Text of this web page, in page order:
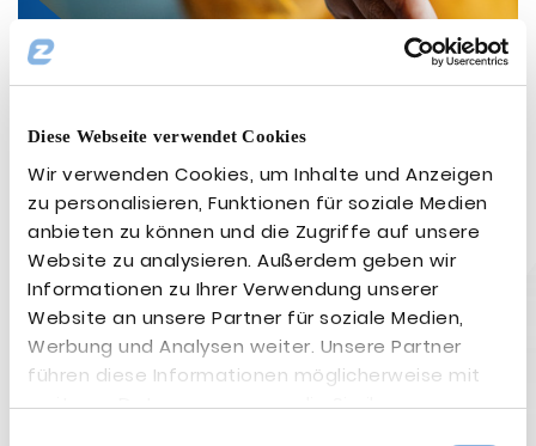
Diese Webseite verwendet Cookies
Wir verwenden Cookies, um Inhalte und Anzeigen
zu personalisieren, Funktionen für soziale Medien
anbieten zu können und die Zugriffe auf unsere
Website zu analysieren. Außerdem geben wir
Informationen zu Ihrer Verwendung unserer
Website an unsere Partner für soziale Medien,
Werbung und Analysen weiter. Unsere Partner
führen diese Informationen möglicherweise mit
weiteren Daten zusammen, die Sie ihnen